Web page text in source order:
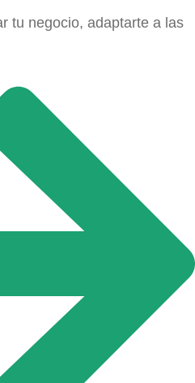
tu negocio, adaptarte a las